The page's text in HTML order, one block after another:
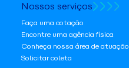
Nossos serviços
Faça uma cotação
Encontre uma agência física
Conheça nossa área de atuação
Solicitar coleta